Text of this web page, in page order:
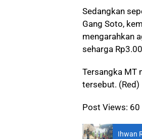
Sedangkan
Gang Soto,
mengarahkan
seharga
Tersangka MT
tersebut. (Red)
Post Views: 60
Ihwan